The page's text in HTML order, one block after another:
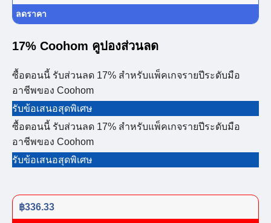
ลดราคา
17% Coohom คูปองส่วนลด
ซื้อตอนนี้ รับส่วนลด 17% สำหรับแพ็คเกจรายปีระดับมือ
อาชีพของ Coohom
รับข้อเสนอสุดพิเศษ
ซื้อตอนนี้ รับส่วนลด 17% สำหรับแพ็คเกจรายปีระดับมือ
อาชีพของ Coohom
รับข้อเสนอสุดพิเศษ
฿336.33